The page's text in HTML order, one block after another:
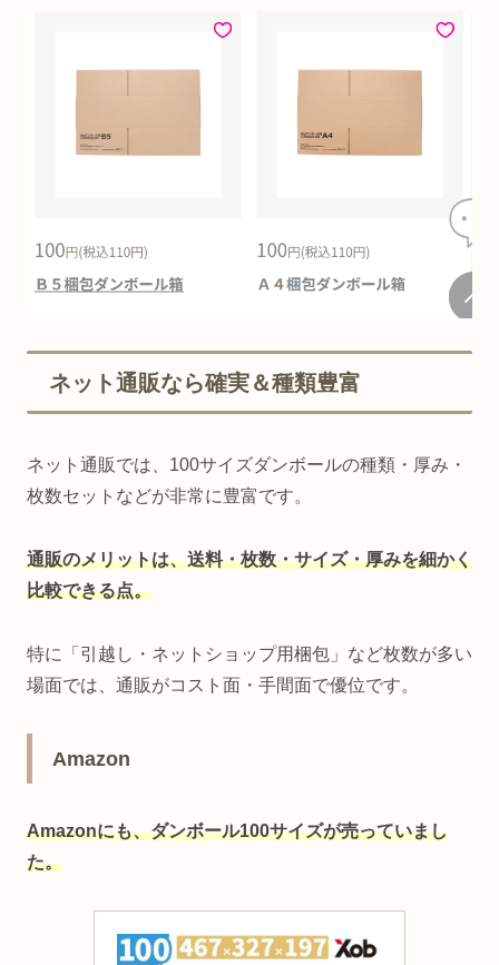
ネット通販なら確実＆種類豊富
ネット通販では、100サイズダンボールの種類・厚み・
枚数セットなどが非常に豊富です。
通販のメリットは、送料・枚数・サイズ・厚みを細かく
比較できる点。
特に「引越し・ネットショップ用梱包」など枚数が多い
場面では、通販がコスト面・手間面で優位です。
Amazon
Amazonにも、ダンボール100サイズが売っていまし
た。